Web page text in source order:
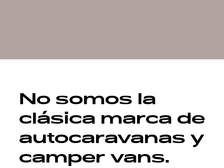
No somos la
clásica marca de
autocaravanas y
camper vans.